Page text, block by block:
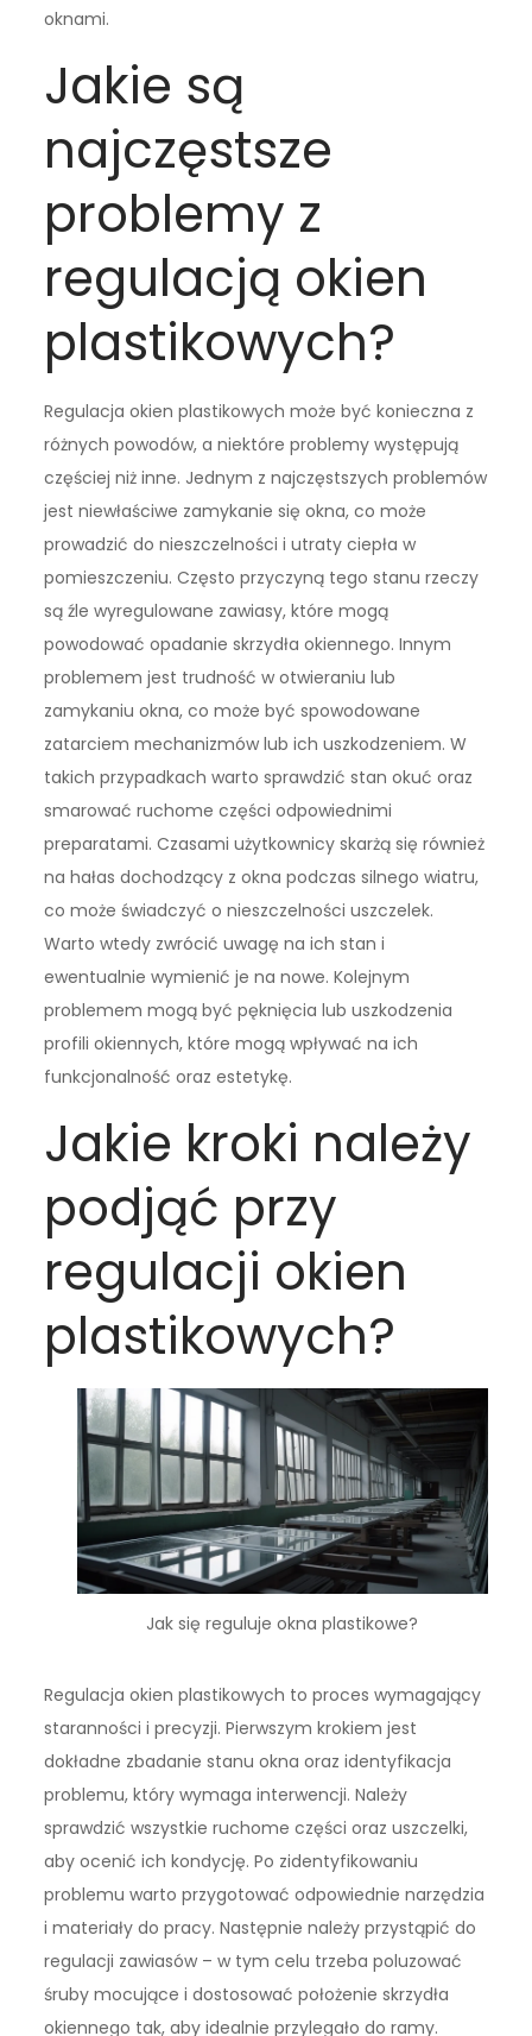
oknami.
Jakie są
najczęstsze
problemy z
regulacją okien
plastikowych?
Regulacja okien plastikowych może być konieczna z
różnych powodów, a niektóre problemy występują
częściej niż inne. Jednym z najczęstszych problemów
jest niewłaściwe zamykanie się okna, co może
prowadzić do nieszczelności i utraty ciepła w
pomieszczeniu. Często przyczyną tego stanu rzeczy
są źle wyregulowane zawiasy, które mogą
powodować opadanie skrzydła okiennego. Innym
problemem jest trudność w otwieraniu lub
zamykaniu okna, co może być spowodowane
zatarciem mechanizmów lub ich uszkodzeniem. W
takich przypadkach warto sprawdzić stan okuć oraz
smarować ruchome części odpowiednimi
preparatami. Czasami użytkownicy skarżą się również
na hałas dochodzący z okna podczas silnego wiatru,
co może świadczyć o nieszczelności uszczelek.
Warto wtedy zwrócić uwagę na ich stan i
ewentualnie wymienić je na nowe. Kolejnym
problemem mogą być pęknięcia lub uszkodzenia
profili okiennych, które mogą wpływać na ich
funkcjonalność oraz estetykę.
Jakie kroki należy
podjąć przy
regulacji okien
plastikowych?
Jak się reguluje okna plastikowe?
Regulacja okien plastikowych to proces wymagający
staranności i precyzji. Pierwszym krokiem jest
dokładne zbadanie stanu okna oraz identyfikacja
problemu, który wymaga interwencji. Należy
sprawdzić wszystkie ruchome części oraz uszczelki,
aby ocenić ich kondycję. Po zidentyfikowaniu
problemu warto przygotować odpowiednie narzędzia
i materiały do pracy. Następnie należy przystąpić do
regulacji zawiasów – w tym celu trzeba poluzować
śruby mocujące i dostosować położenie skrzydła
okiennego tak, aby idealnie przylegało do ramy.